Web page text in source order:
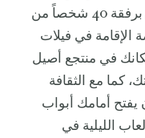
يمكن الاستمتاع بتناول أشهى الأطباق برفقة 40 شخصاً من
الإقامة في فيلات
في منتجع أصيل
كما مع الثقافة
يفتح أمامك أبواب
الليلية في